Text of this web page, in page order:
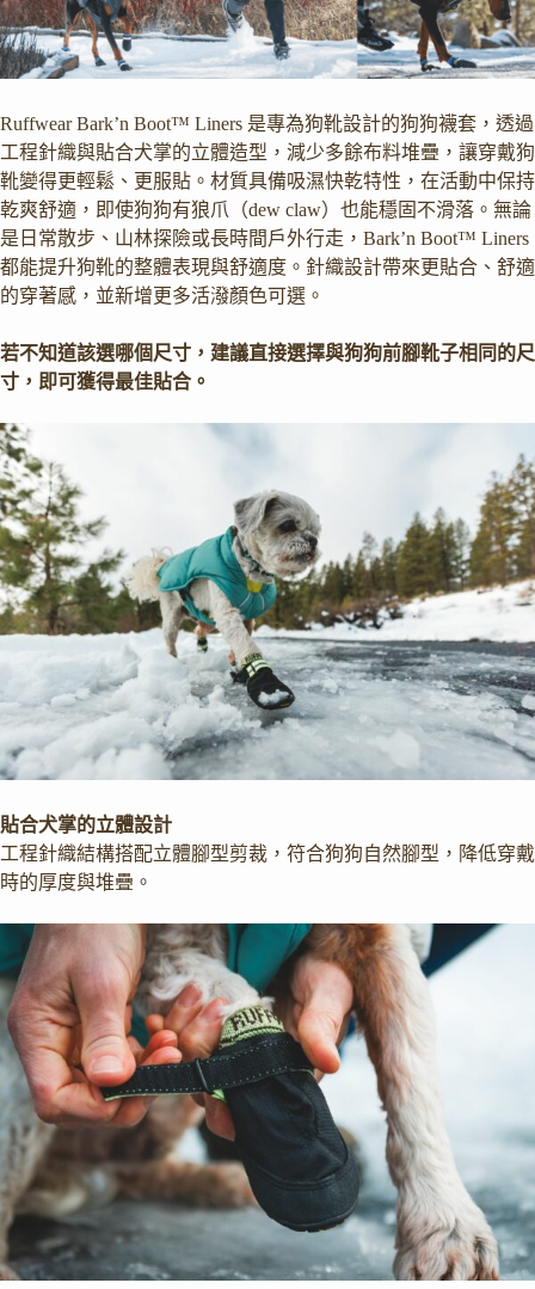
Ruffwear Bark’n Boot™ Liners 是專為狗靴設計的狗狗襪套，透過
工程針織與貼合犬掌的立體造型，減少多餘布料堆疊，讓穿戴狗
靴變得更輕鬆、更服貼。材質具備吸濕快乾特性，在活動中保持
乾爽舒適，即使狗狗有狼爪（dew claw）也能穩固不滑落。無論
是日常散步、山林探險或長時間戶外行走，Bark’n Boot™ Liners
都能提升狗靴的整體表現與舒適度。針織設計帶來更貼合、舒適
的穿著感，並新增更多活潑顏色可選。
若不知道該選哪個尺寸，建議直接選擇與狗狗前腳靴子相同的尺
寸，即可獲得最佳貼合。
貼合犬掌的立體設計
工程針織結構搭配立體腳型剪裁，符合狗狗自然腳型，降低穿戴
時的厚度與堆疊。